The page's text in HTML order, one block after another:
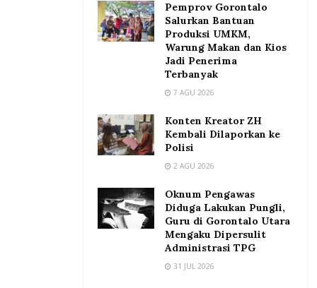
Pemprov Gorontalo
Salurkan Bantuan
Produksi UMKM,
Warung Makan dan Kios
Jadi Penerima
Terbanyak
7 AGU 2026
Konten Kreator ZH
Kembali Dilaporkan ke
Polisi
2 AGU 2026
Oknum Pengawas
Diduga Lakukan Pungli,
Guru di Gorontalo Utara
Mengaku Dipersulit
Administrasi TPG
31 JUL 2026